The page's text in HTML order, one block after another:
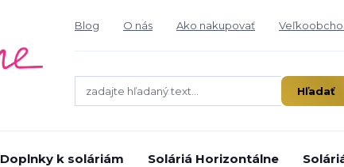
Blog O nás Ako nakupovať
Hľadať
Doplnky k soláriám Soláriá Horizontálne